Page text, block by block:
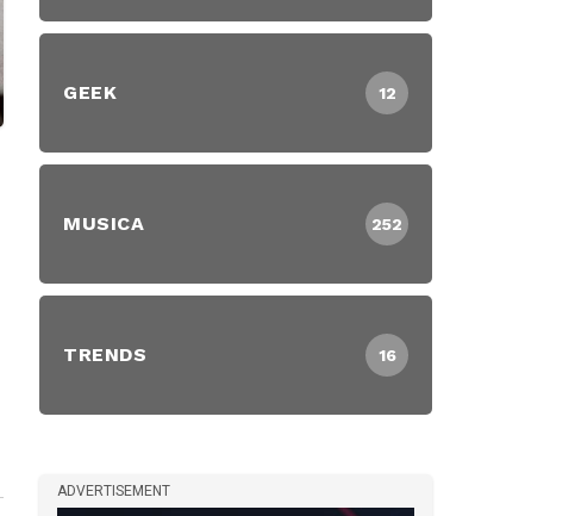
GEEK 12
MUSICA 252
TRENDS 16
ADVERTISEMENT